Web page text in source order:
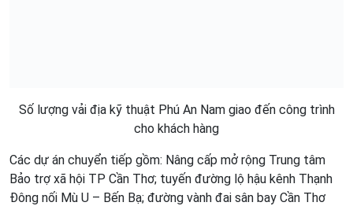
Số lượng vải địa kỹ thuật Phú An Nam giao đến công trình
cho khách hàng
Các dự án chuyển tiếp gồm: Nâng cấp mở rộng Trung tâm
Bảo trợ xã hội TP Cần Thơ; tuyến đường lộ hậu kênh Thạnh
Đông nối Mù U – Bến Bạ; đường vành đai sân bay Cần Thơ